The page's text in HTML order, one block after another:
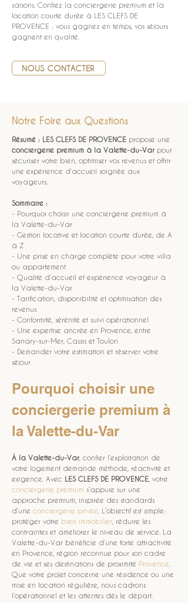
saisons. Confiez la conciergerie premium et la
location courte durée à LES CLEFS DE
PROVENCE : vous gagnez en temps, vos séjours
gagnent en qualité.
NOUS CONTACTER
Notre Foire aux Questions
Résumé : LES CLEFS DE PROVENCE propose une
conciergerie premium à la Valette-du-Var pour
sécuriser votre bien, optimiser vos revenus et offrir
une expérience d’accueil soignée aux
voyageurs.
Sommaire :
- Pourquoi choisir une conciergerie premium à
la Valette-du-Var
- Gestion locative et location courte durée, de A
à Z
- Une prise en charge complète pour votre villa
ou appartement
- Qualité d’accueil et expérience voyageur à
la Valette-du-Var
- Tarification, disponibilité et optimisation des
revenus
- Conformité, sérénité et suivi opérationnel
- Une expertise ancrée en Provence, entre
Sanary-sur-Mer, Cassis et Toulon
- Demander votre estimation et réserver votre
séjour
Pourquoi choisir une
conciergerie premium à
la Valette-du-Var
À la Valette-du-Var , confier l’exploitation de
votre logement demande méthode, réactivité et
exigence. Avec LES CLEFS DE PROVENCE , votre
conciergerie premium s’appuie sur une
approche premium, inspirée des standards
d’une conciergerie privée . L’objectif est simple:
protéger votre bien immobilier , réduire les
contraintes et améliorer le niveau de service. La
Valette-du-Var bénéficie d’une forte attractivité
en Provence, région reconnue pour son cadre
de vie et ses destinations de proximité Provence
Que votre projet concerne une résidence ou une
mise en location régulière, nous cadrons
l’opérationnel et les attentes dès le départ.